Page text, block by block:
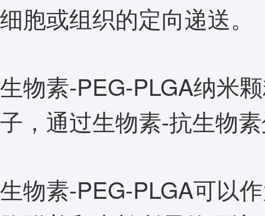
细胞或组织的定向递送。
生物素-PEG-PLGA纳米
子，通过生物素-抗生物
生物素-PEG-PLGA可以